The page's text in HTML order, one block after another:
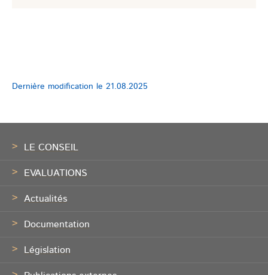
Dernière modification le 21.08.2025
de
LE CONSEIL
EVALUATIONS
Actualités
Documentation
Législation